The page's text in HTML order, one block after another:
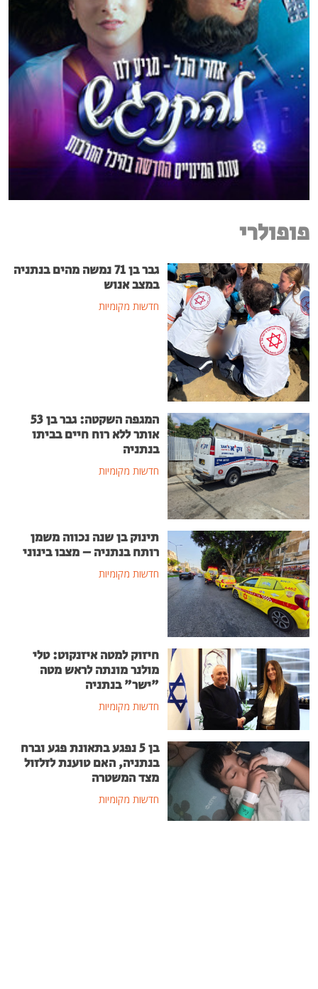
פופולרי
גבר בן 71 נמשה מהים בנתניה
במצב אנוש
חדשות מקומיות
המגפה השקטה: גבר בן 53
אותר ללא רוח חיים בביתו
בנתניה
חדשות מקומיות
תינוק בן שנה נכווה משמן
רותח בנתניה – מצבו בינוני
חדשות מקומיות
חיזוק למטה איזנקוט: טלי
מולנר מונתה לראש מטה
"ישר" בנתניה
חדשות מקומיות
בן 5 נפגע בתאונת פגע וברח
בנתניה, האם טוענת לזלזול
מצד המשטרה
חדשות מקומיות